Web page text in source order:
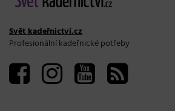
Svět kadeřnictví.cz
Profesionální kadeřnické potřeby